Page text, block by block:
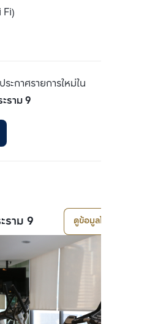
Fi)
ะกาศรายการใหม่ใน
ราม 9
ราม 9 ดูข้อมูลโครงการ